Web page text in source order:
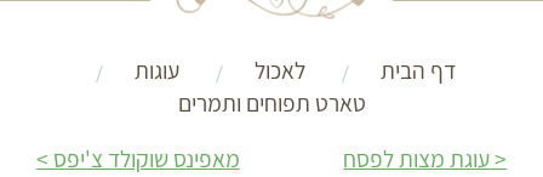
דף הבית לאכול
עוגות
טארט תפוחים ותמרים
עוגת מצות לפסח
מאפינס שוקולד צ'יפס